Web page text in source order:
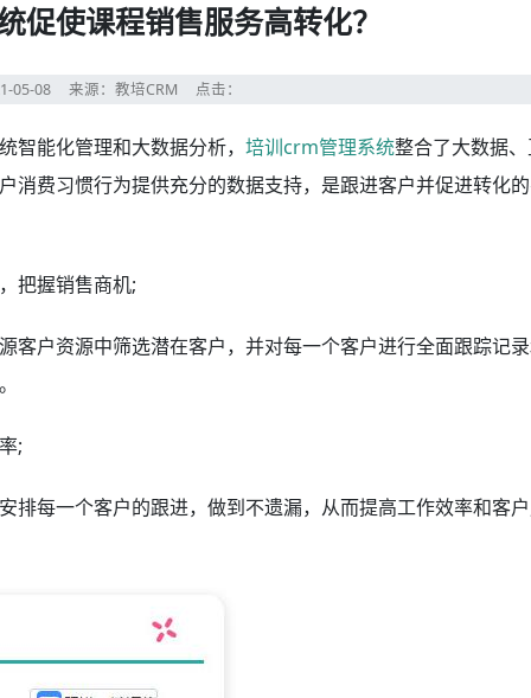
促使课程销售服务高转化？
05-08来源：教培CRM 点击：
智能化管理和大数据分析， 培训crm管理系统整合了大数据
消费习惯行为提供充分的数据支持，是跟进客户并促进转化
把握销售商机;
客户资源中筛选潜在客户，并对每一个客户进行全面跟踪记
;
排每一个客户的跟进，做到不遗漏，从而提高工作效率和客